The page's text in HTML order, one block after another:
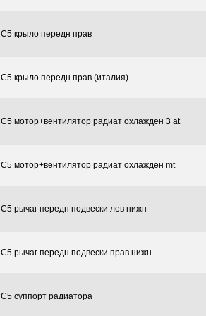
C5 крыло передн прав
C5 крыло передн прав (италия)
C5 мотор+вентилятор радиат охлажден 3 at
C5 мотор+вентилятор радиат охлажден mt
C5 рычаг передн подвески лев нижн
C5 рычаг передн подвески прав нижн
C5 суппорт радиатора